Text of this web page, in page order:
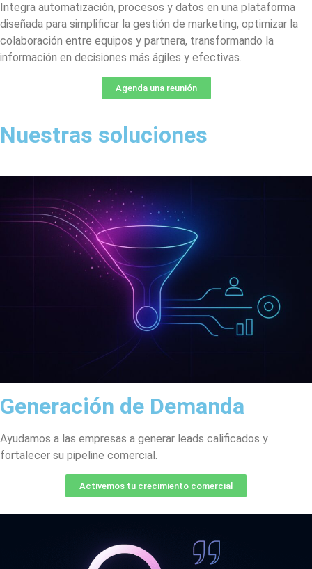
Integra automatización, procesos y datos en una plataforma
diseñada para simplificar la gestión de marketing, optimizar la
colaboración entre equipos y partnera, transformando la
información en decisiones más ágiles y efectivas.
Agenda una reunión
Nuestras soluciones
Generación de Demanda
Ayudamos a las empresas a generar leads calificados y
fortalecer su pipeline comercial.
Activemos tu crecimiento comercial